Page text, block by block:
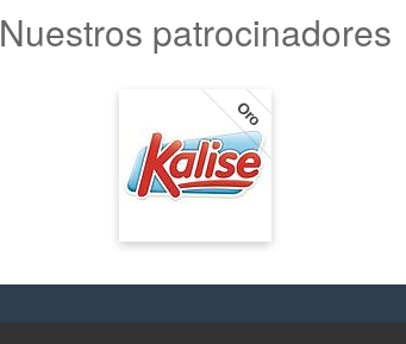
Nuestros patrocinadores
Oro